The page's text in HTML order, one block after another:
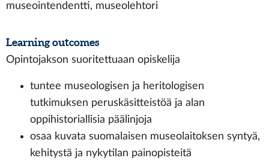
museointendentti, museolehtori
Learning outcomes
Opintojakson suoritettuaan opiskelija
tuntee museologisen ja heritologisen
tutkimuksen peruskäsitteistöä ja alan
oppihistoriallisia päälinjoja
osaa kuvata suomalaisen museolaitoksen syntyä,
kehitystä ja nykytilan painopisteitä